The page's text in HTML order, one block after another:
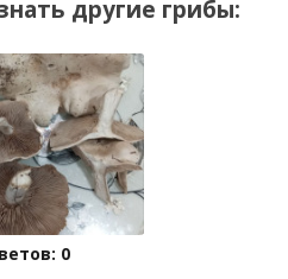
другие грибы:
0